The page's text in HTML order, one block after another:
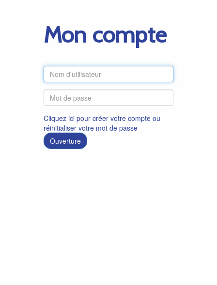
Mon compte
Cliquez ici pour créer votre compte ou
réinitialiser votre mot de passe